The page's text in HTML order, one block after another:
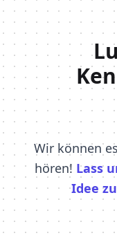
Wir können
hören! Lass
Idee